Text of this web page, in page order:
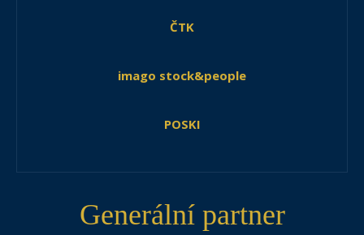
ČTK
imago stock&people
POSKI
Generální partner